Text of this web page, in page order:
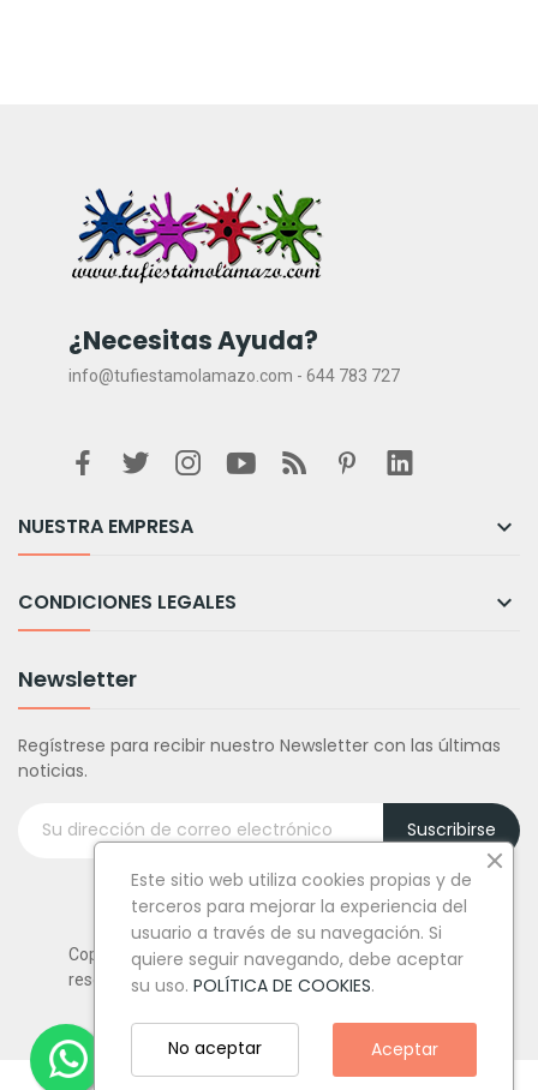
¿Necesitas Ayuda?
info@tufiestamolamazo.com - 644 783 727
NUESTRA EMPRESA 
CONDICIONES LEGALES 
Newsletter
Regístrese para recibir nuestro Newsletter con las últimas
noticias.
Suscribirse
Copyright © Tufiestamolamazo.com - Todos los derechos
reservados.
Este sitio web utiliza cookies propias y de
terceros para mejorar la experiencia del
usuario a través de su navegación. Si
quiere seguir navegando, debe aceptar
su uso. POLÍTICA DE COOKIES.
Aceptar
No aceptar